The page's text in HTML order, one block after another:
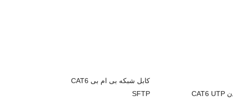
کابل شبکه بلدن CAT6 UTP
کابل شبکه بی ام بی CAT6
SFTP